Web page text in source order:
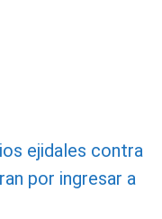
ejidales contra
por ingresar a